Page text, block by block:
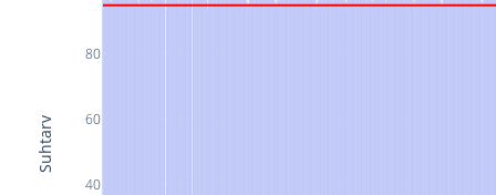
40
60
80
Suhtarv